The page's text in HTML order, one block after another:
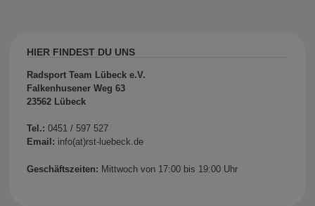
HIER FINDEST DU UNS
Radsport Team Lübeck e.V.
Falkenhusener Weg 63
23562 Lübeck
Tel.: 0451 / 597 527
Email: info(at)rst-luebeck.de
Geschäftszeiten: Mittwoch von 17:00 bis 19:00 Uhr